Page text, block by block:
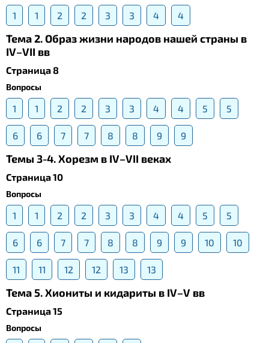
1 1 2 2 3 3 4 4
Тема 2. Образ жизни народов нашей страны в
IV–VII вв
Страница 8
Вопросы
1 1 2 2 3 3 4 4 5 5
6 6 7 7 8 8 9 9
Темы 3-4. Хорезм в IV–VII веках
Страница 10
Вопросы
1 1 2 2 3 3 4 4 5 5
6 6 7 7 8 8 9 9 10 10
11 11 12 12 13 13
Тема 5. Хиониты и кидариты в IV–V вв
Страница 15
Вопросы